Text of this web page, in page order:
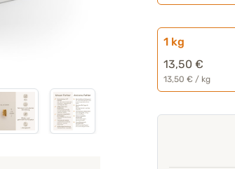
1 kg
13,50 €
13,50 € / kg